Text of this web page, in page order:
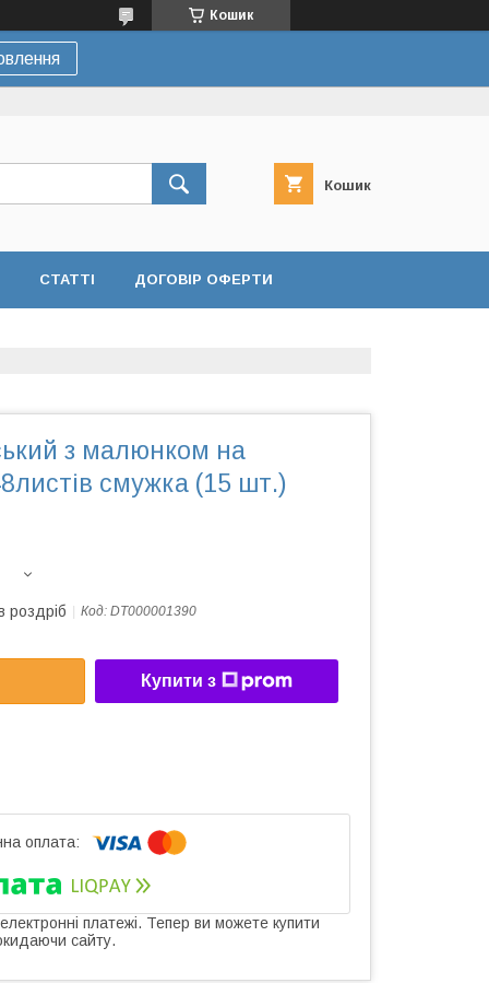
Кошик
Кошик
СТАТТІ ДОГОВІР ОФЕРТИ
з малюнком на
смужка (15 шт.)
роздріб Код: DT000001390
Купити з
платежі. Тепер ви можете купити
сайту.